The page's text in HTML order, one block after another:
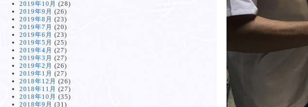
2019年10月 (28)
2019年9月 (26)
2019年8月 (23)
2019年7月 (20)
2019年6月 (23)
2019年5月 (25)
2019年4月 (27)
2019年3月 (27)
2019年2月 (26)
2019年1月 (27)
2018年12月 (26)
2018年11月 (27)
2018年10月 (35)
2018年9月 (31)